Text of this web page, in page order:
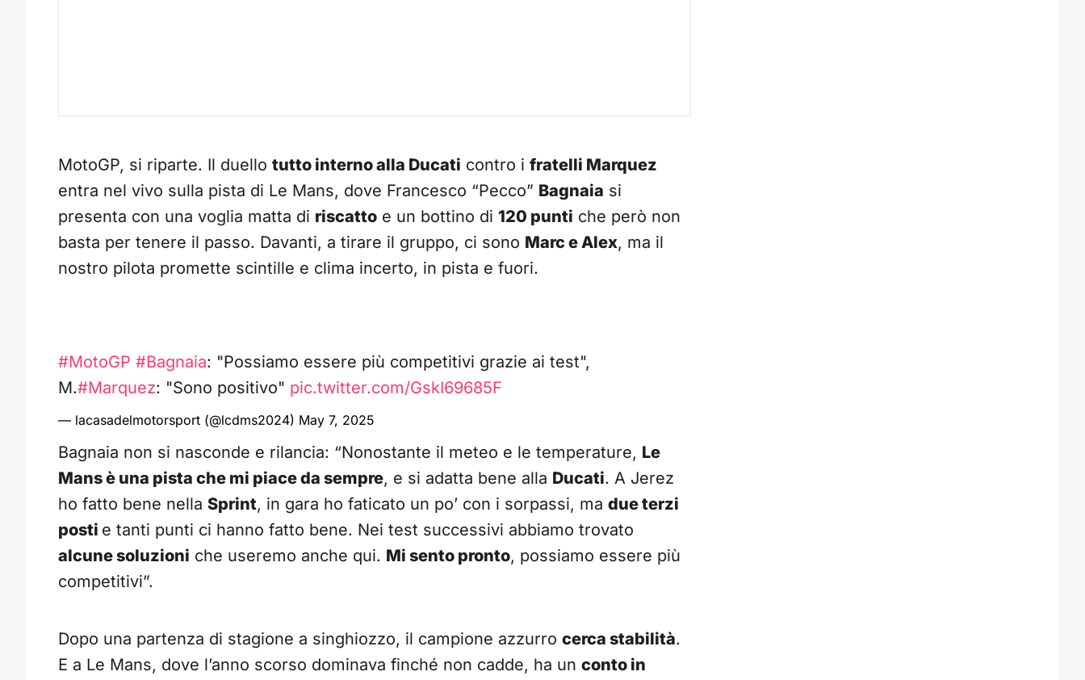
MotoGP, si riparte. Il duello tutto interno alla Ducati contro i fratelli Marquez
entra nel vivo sulla pista di Le Mans, dove Francesco “Pecco” Bagnaia si
presenta con una voglia matta di riscatto e un bottino di 120 punti che però non
basta per tenere il passo. Davanti, a tirare il gruppo, ci sono Marc e Alex, ma il
nostro pilota promette scintille e clima incerto, in pista e fuori.
#MotoGP #Bagnaia: "Possiamo essere più competitivi grazie ai test",
M.#Marquez: "Sono positivo" pic.twitter.com/GskI69685F
— lacasadelmotorsport (@lcdms2024) May 7, 2025
Bagnaia non si nasconde e rilancia: “Nonostante il meteo e le temperature, Le
Mans è una pista che mi piace da sempre, e si adatta bene alla Ducati. A Jerez
ho fatto bene nella Sprint, in gara ho faticato un po’ con i sorpassi, ma due terzi
posti e tanti punti ci hanno fatto bene. Nei test successivi abbiamo trovato
alcune soluzioni che useremo anche qui. Mi sento pronto, possiamo essere più
competitivi”.
Dopo una partenza di stagione a singhiozzo, il campione azzurro cerca stabilità.
E a Le Mans, dove l’anno scorso dominava finché non cadde, ha un conto in